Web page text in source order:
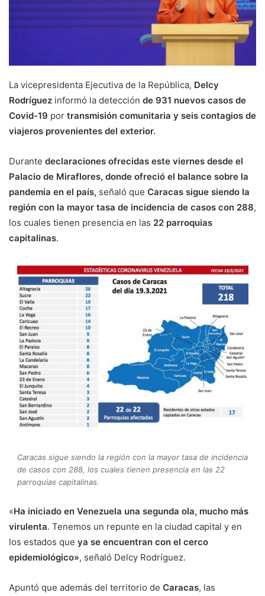
La vicepresidenta Ejecutiva de la República, Delcy
Rodríguez informó la detección de 931 nuevos casos de
Covid-19 por transmisión comunitaria y seis contagios de
viajeros provenientes del exterior.
Durante declaraciones ofrecidas este viernes desde el
Palacio de Miraflores, donde ofreció el balance sobre la
pandemia en el país, señaló que Caracas sigue siendo la
región con la mayor tasa de incidencia de casos con 288,
los cuales tienen presencia en las 22 parroquias
capitalinas.
Caracas sigue siendo la región con la mayor tasa de incidencia
de casos con 288, los cuales tienen presencia en las 22
parroquias capitalinas.
«Ha iniciado en Venezuela una segunda ola, mucho más
virulenta. Tenemos un repunte en la ciudad capital y en
los estados que ya se encuentran con el cerco
epidemiológico», señaló Delcy Rodríguez.
Apuntó que además del territorio de Caracas, las